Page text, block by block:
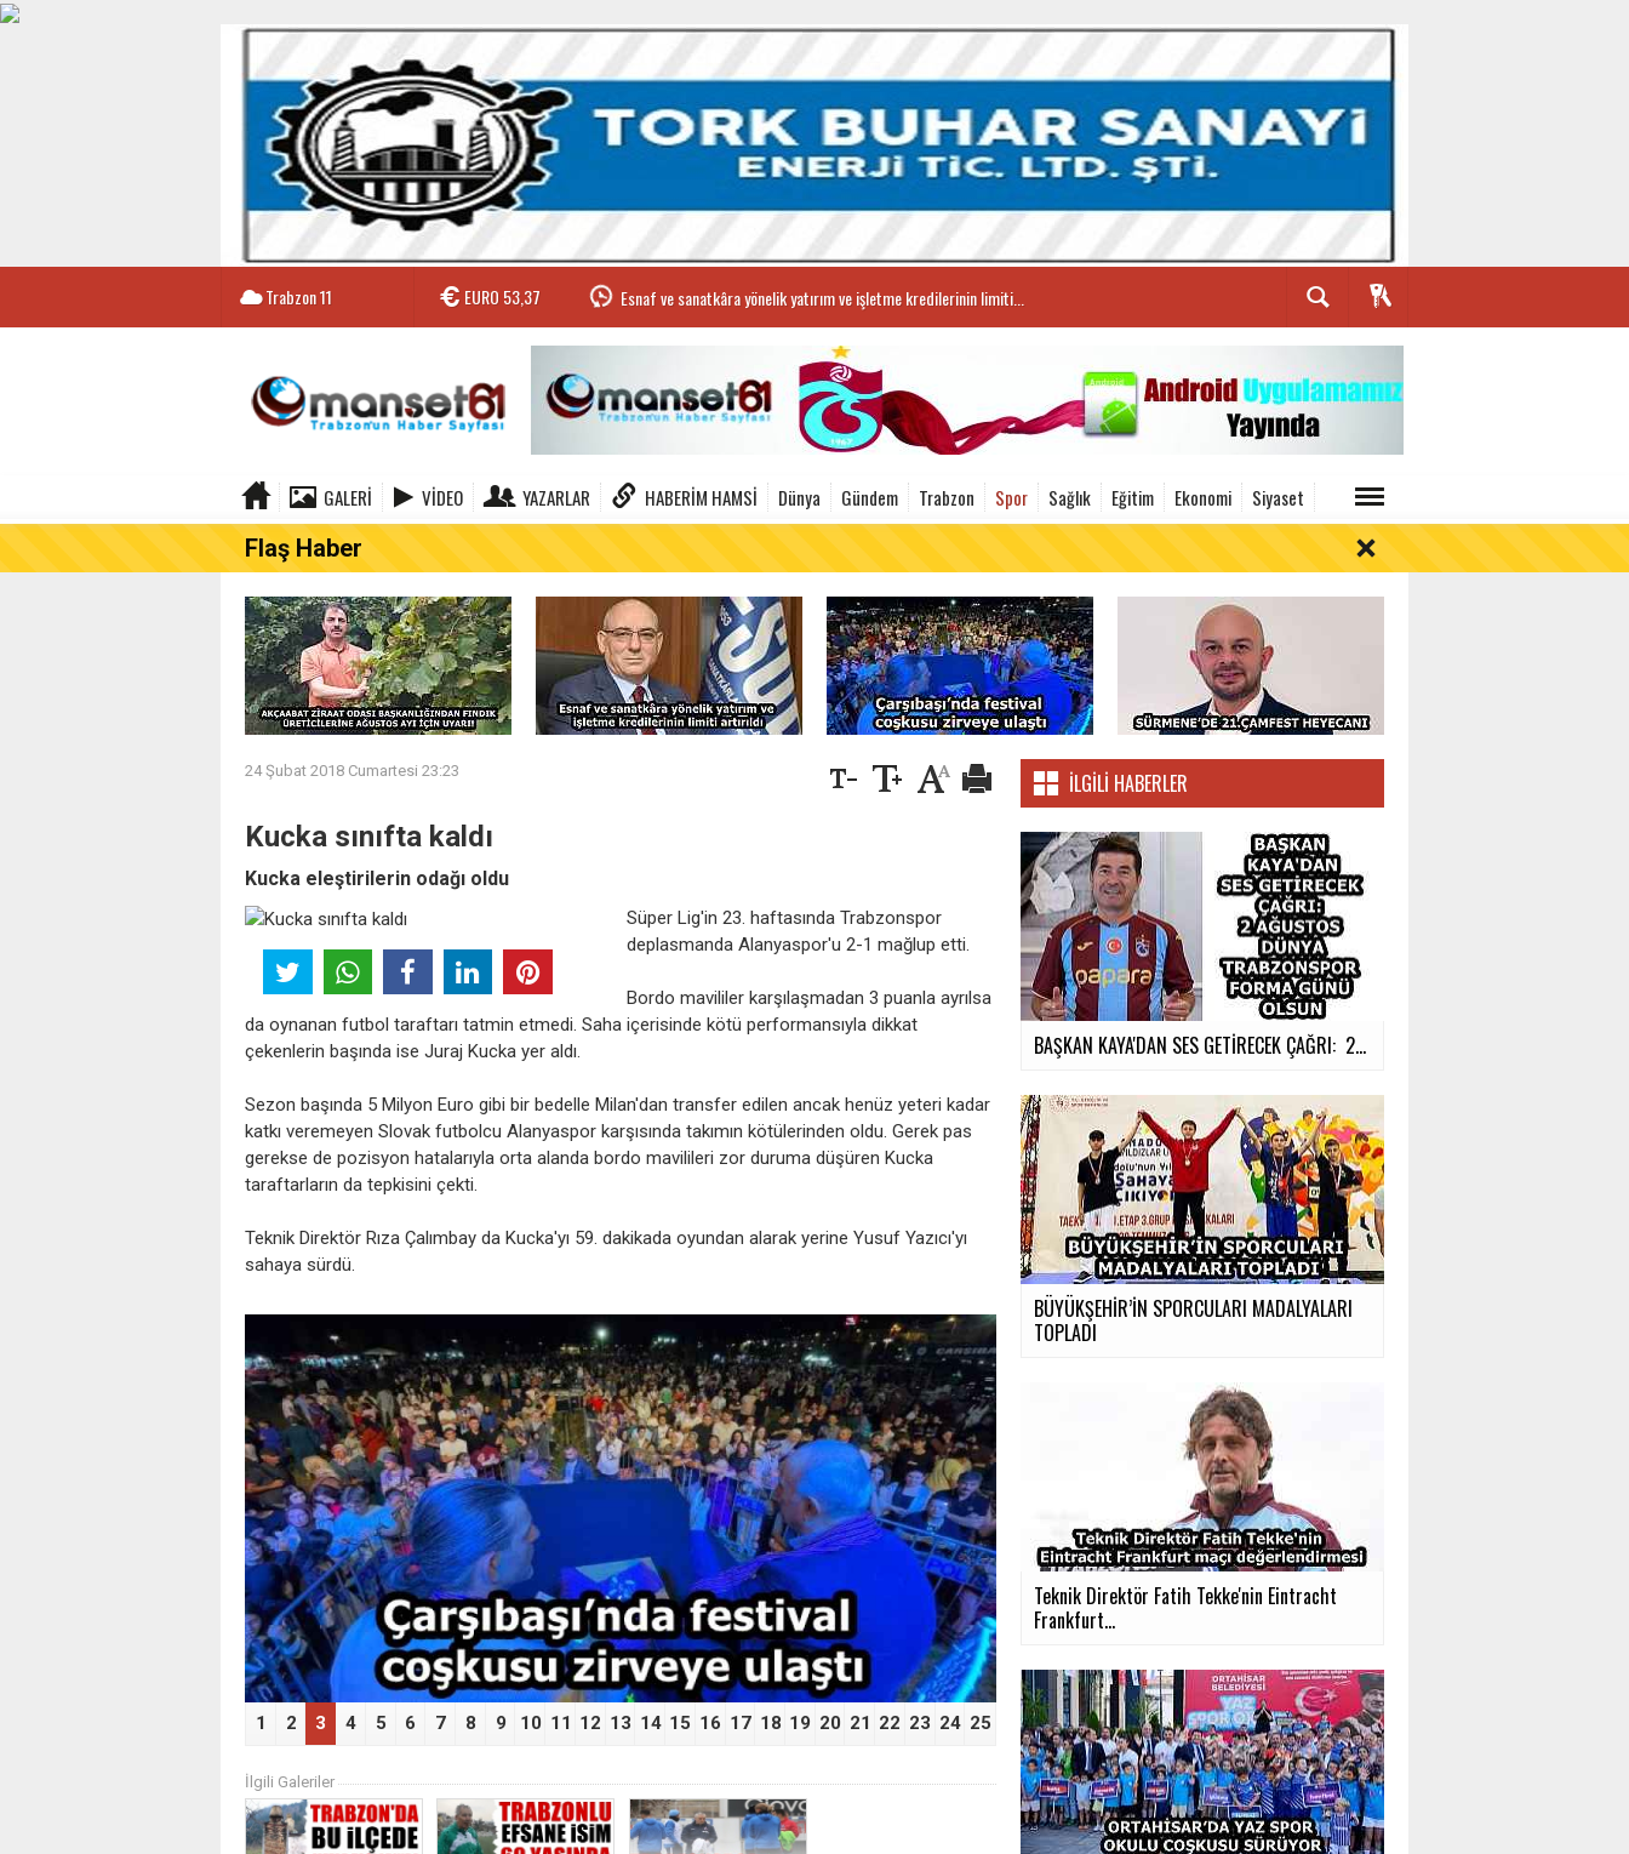
Trabzon11 EURO53,37 Esnaf ve sanatkâra yönelik yatırım ve işletme kredilerinin limiti...
GALERI VIDEO YAZARLAR HABERIM HAMSI Dünya Gündem Trabzon Spor Sağlık Eğitim Ekonomi Siyaset
Flaş Haber
AKÇAABAT ZİRAAT ODASI BAŞKANLIĞINDAN FINDIK ÜRETİCİLERİNE AĞUSTOS AYI İÇİN UYARI!
24 Şubat 2018 Cumartesi 23:23
Kucka sınıfta kaldı
Kucka eleştirilerin odağı oldu
Süper Lig'in 23. haftasında Trabzonspor
deplasmanda Alanyaspor'u 2-1 mağlup etti.
Bordo mavililer karşılaşmadan 3 puanla ayrılsa
da oynanan futbol taraftarı tatmin etmedi. Saha içerisinde kötü performansıyla dikkat
çekenlerin başında ise Juraj Kucka yer aldı.
Sezon başında 5 Milyon Euro gibi bir bedelle Milan'dan transfer edilen ancak henüz yeteri kadar
katkı veremeyen Slovak futbolcu Alanyaspor karşısında takımın kötülerinden oldu. Gerek pas
gerekse de pozisyon hatalarıyla orta alanda bordo mavilileri zor duruma düşüren Kucka
taraftarların da tepkisini çekti.
Teknik Direktör Rıza Çalımbay da Kucka'yı 59. dakikada oyundan alarak yerine Yusuf Yazıcı'yı
sahaya sürdü.
1 2 3 4 5 6 7 8 9 10 11 12 13 14 15 16 17 18 19 20 21 22 23 24 25
İlgili Galeriler
İLGILI HABERLER
BAŞKAN KAYA'DAN SES GETİRECEK ÇAĞRI: 2...
BÜYÜKŞEHİR’İN SPORCULARI MADALYALARI
TOPLADI
Teknik Direktör Fatih Tekke'nin Eintracht
Frankfurt...